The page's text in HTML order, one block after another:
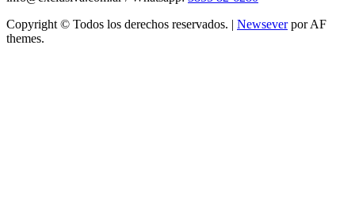
Copyright © Todos los derechos reservados. | Newseverpor AF
themes.